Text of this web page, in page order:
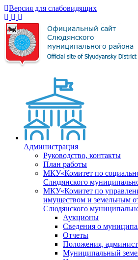
Версия для слабовидящих
Администрация
Руководство, контакты
План работы
МКУ«Комитет по
Слюдянского
МКУ«Комитет по
имуществом и земельным
Слюдянского
Аукционы
Сведения о
Отчеты
Положения,
Муниципальный